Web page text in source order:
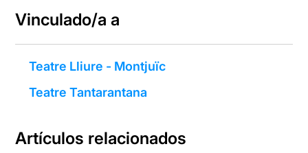
Vinculado/a a
Teatre Lliure - Montjuïc
Teatre Tantarantana
Artículos relacionados